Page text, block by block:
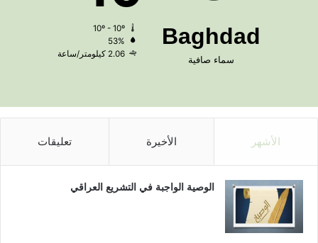
Baghdad
سماء صافية
53%
2.06 كيلومتر/ساعة
الأشهر الأخيرة تعليقات
الوصية الواجبة في التشريع العراقي